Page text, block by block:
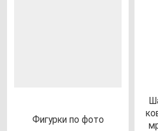
Фигур­ки по фо­то